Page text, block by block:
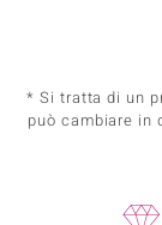
* Si tratta di un
può cambiare in